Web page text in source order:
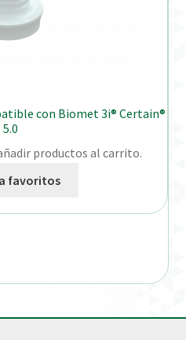
con Biomet 3i® Certain®
5.0
productos al carrito.
favoritos